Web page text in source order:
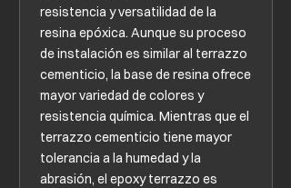
resistencia y versatilidad de la
resina epóxica. Aunque su proceso
de instalación es similar al terrazzo
cementicio, la base de resina ofrece
mayor variedad de colores y
resistencia química. Mientras que el
terrazzo cementicio tiene mayor
tolerancia a la humedad y la
abrasión, el epoxy terrazzo es